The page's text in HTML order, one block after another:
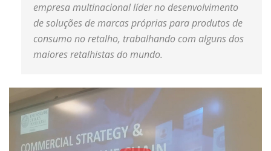
empresa multinacional líder no desenvolvimento
de soluções de marcas próprias para produtos de
consumo no retalho, trabalhando com alguns dos
maiores retalhistas do mundo.